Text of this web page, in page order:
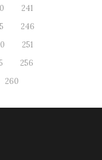
241
246
251
256
260